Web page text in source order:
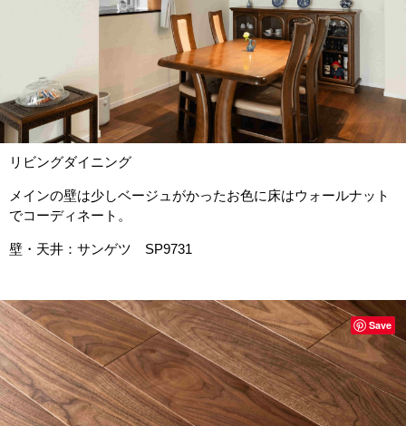
リビングダイニング
メインの壁は少しベージュがかったお色に床はウォールナット
でコーディネート。
壁・天井：サンゲツ SP9731
Save